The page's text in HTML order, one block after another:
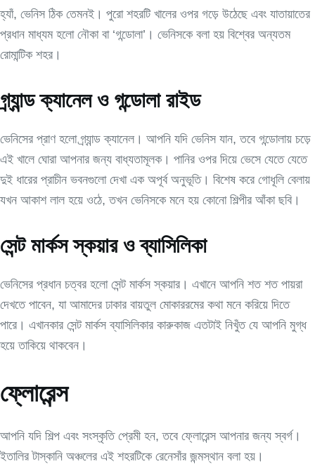
হ্যাঁ, ভেনিস ঠিক তেমনই। পুরো শহরটি খালের ওপর গড়ে উঠেছে এবং যাতায়াতের
প্রধান মাধ্যম হলো নৌকা বা ‘গন্ডোলা’। ভেনিসকে বলা হয় বিশ্বের অন্যতম
রোমান্টিক শহর।
গ্র্যান্ড ক্যানেল ও গন্ডোলা রাইড
ভেনিসের প্রাণ হলো গ্র্যান্ড ক্যানেল। আপনি যদি ভেনিস যান, তবে গন্ডোলায় চড়ে
এই খালে ঘোরা আপনার জন্য বাধ্যতামূলক। পানির ওপর দিয়ে ভেসে যেতে যেতে
দুই ধারের প্রাচীন ভবনগুলো দেখা এক অপূর্ব অনুভূতি। বিশেষ করে গোধূলি বেলায়
যখন আকাশ লাল হয়ে ওঠে, তখন ভেনিসকে মনে হয় কোনো শিল্পীর আঁকা ছবি।
সেন্ট মার্কস স্কয়ার ও ব্যাসিলিকা
ভেনিসের প্রধান চত্বর হলো সেন্ট মার্কস স্কয়ার। এখানে আপনি শত শত পায়রা
দেখতে পাবেন, যা আমাদের ঢাকার বায়তুল মোকাররমের কথা মনে করিয়ে দিতে
পারে। এখানকার সেন্ট মার্কস ব্যাসিলিকার কারুকাজ এতটাই নিখুঁত যে আপনি মুগ্ধ
হয়ে তাকিয়ে থাকবেন।
ফ্লোরেন্স
আপনি যদি শিল্প এবং সংস্কৃতি প্রেমী হন, তবে ফ্লোরেন্স আপনার জন্য স্বর্গ।
ইতালির টাস্কানি অঞ্চলের এই শহরটিকে রেনেসাঁর জন্মস্থান বলা হয়।